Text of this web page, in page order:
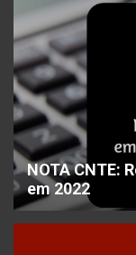
NOTA CNTE:
em 2022